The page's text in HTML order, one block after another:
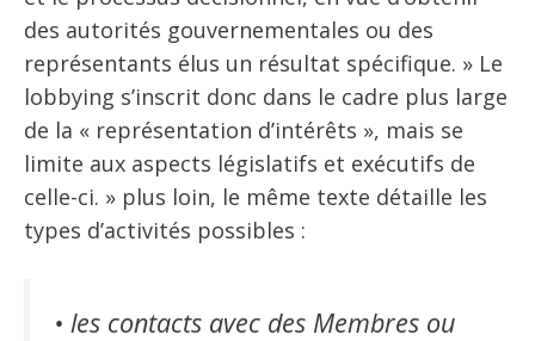
des autorités gouvernementales ou des
représentants élus un résultat spécifique. » Le
lobbying s’inscrit donc dans le cadre plus large
de la « représentation d’intérêts », mais se
limite aux aspects législatifs et exécutifs de
celle-ci. » plus loin, le même texte détaille les
types d’activités possibles :
• les contacts avec des Membres ou